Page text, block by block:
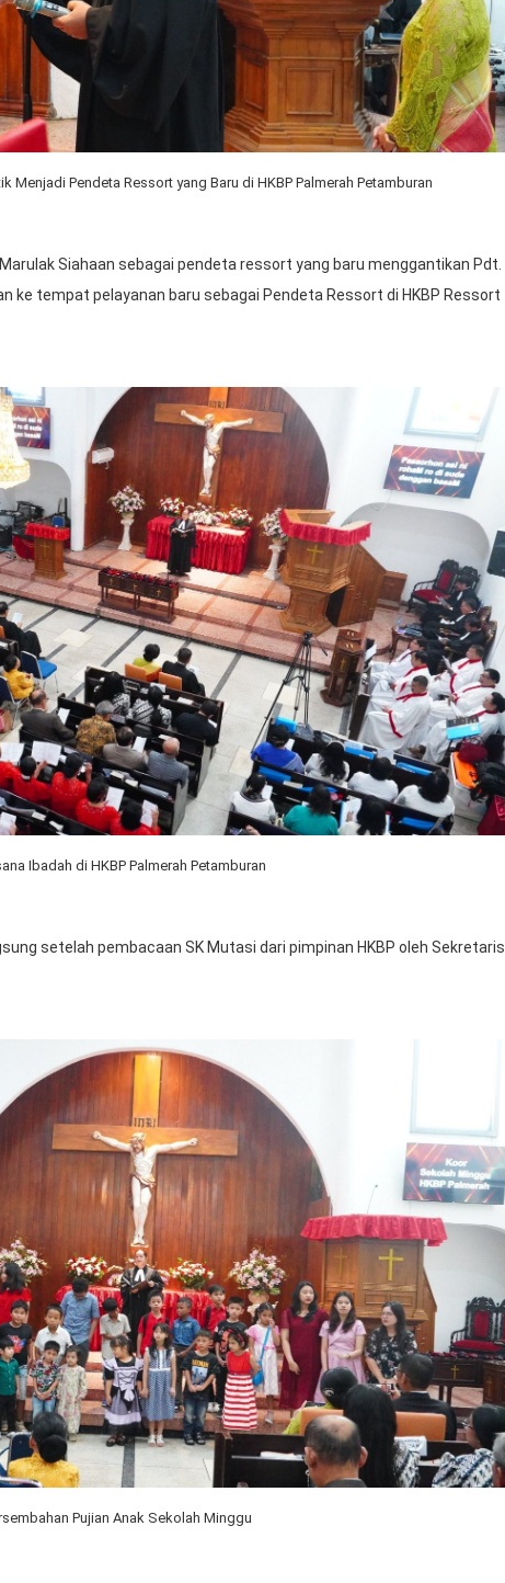
Menjadi Pendeta Ressort yang Baru di HKBP Palmerah Petamburan
Siahaan sebagai pendeta ressort yang baru menggantikan Pdt.
ke tempat pelayanan baru sebagai Pendeta Ressort di HKBP Ressort
Ibadah di HKBP Palmerah Petamburan
setelah pembacaan SK Mutasi dari pimpinan HKBP oleh Sekretaris
Pujian Anak Sekolah Minggu